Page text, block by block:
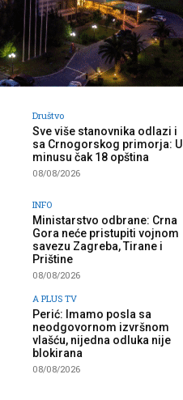
Društvo
Sve više stanovnika odlazi i
sa Crnogorskog primorja: U
minusu čak 18 opština
08/08/2026
INFO
Ministarstvo odbrane: Crna
Gora neće pristupiti vojnom
savezu Zagreba, Tirane i
Prištine
08/08/2026
A PLUS TV
Perić: Imamo posla sa
neodgovornom izvršnom
vlašću, nijedna odluka nije
blokirana
08/08/2026